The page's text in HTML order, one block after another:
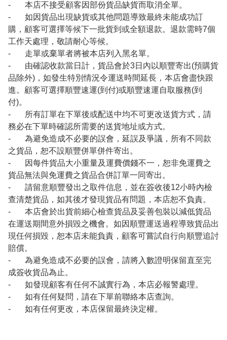
- 本店不接受顧客因部份貨品缺貨而取消全單。
- 如因貨品出現缺貨或其他問題導致最終未能成功訂
購，顧客可選擇等候下一批貨到或全額退款。退款需時7個
工作天處理，敬請耐心等候。
- 走單或棄單者將被本店列入黑名單。
- 由確認收款當日計，貨品會於3日內以順豐寄出(預購貨
品除外)，如發生特別情況令運送時間延長，本店會盡快跟
進。顧客可選擇順豐速運(到付)或順豐速運自取服務(到
付)。
- 所有訂單在下單後或配送中均不可更改送貨方式，請
務必在下單時確認所需要的送貨地址或方式。
- 為避免造成不必要的誤會，延誤及爭議，所有不同款
之貨品，恕不設順豐併單併件寄出。
- 因每件貨品大小重量及運費價錢不一，恕非免運費之
貨品無法與免運費之貨品合併訂單一同寄出。
- 請留意順豐發出之取件信息，並在簽收後12小時內檢
查清楚貨品，如其後才發現貨品有問題，本店恕不負責。
- 本店會於出貨前細心檢查貨品及妥善包裝以減低貨品
在運送期間意外損毀之機會。如因順豐運送過程導致貨品出
現任何損毀，恕本店未能負責，顧客可嘗試自行向順豐追討
賠償。
- 為避免造成不必要的誤會，請將入數證明保留直至完
成簽收貨品為止。
- 如發現顧客有任何不誠實行為，本店必報警處理。
- 如有任何疑問，請在下單前聯絡本店查詢。
- 如有任何更改，本店保留最終決定權。